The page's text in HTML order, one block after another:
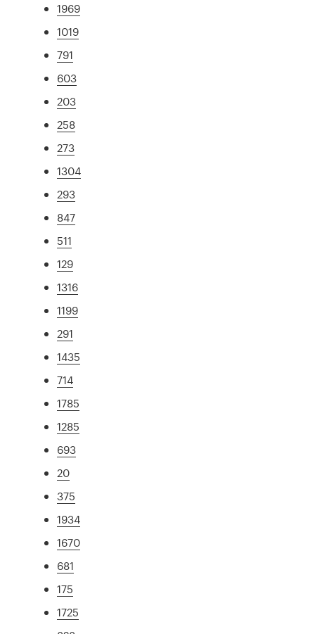
1969
1019
791
603
203
258
273
1304
293
847
511
129
1316
1199
291
1435
714
1785
1285
693
20
375
1934
1670
681
175
1725